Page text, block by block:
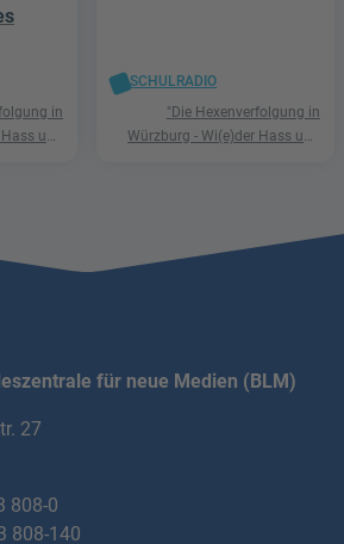
in
und
SCHULRADIO
"Die Hexenverfolgung in
Würzburg - Wi(e)der Hass und
für neue Medien (BLM)
27
808-0
808-140